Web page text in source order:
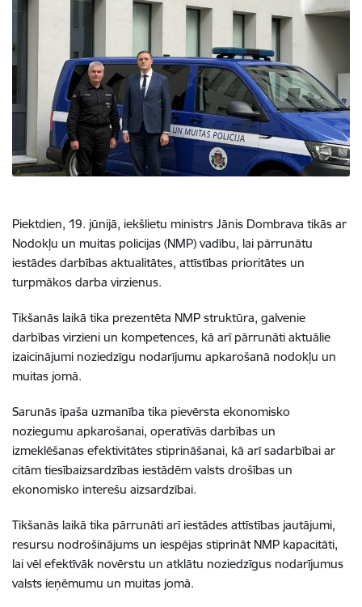
Piektdien, 19. jūnijā, iekšlietu ministrs Jānis Dombrava tikās ar
Nodokļu un muitas policijas (NMP) vadību, lai pārrunātu
iestādes darbības aktualitātes, attīstības prioritātes un
turpmākos darba virzienus.
Tikšanās laikā tika prezentēta NMP struktūra, galvenie
darbības virzieni un kompetences, kā arī pārrunāti aktuālie
izaicinājumi noziedzīgu nodarījumu apkarošanā nodokļu un
muitas jomā.
Sarunās īpaša uzmanība tika pievērsta ekonomisko
noziegumu apkarošanai, operatīvās darbības un
izmeklēšanas efektivitātes stiprināšanai, kā arī sadarbībai ar
citām tiesībaizsardzības iestādēm valsts drošības un
ekonomisko interešu aizsardzībai.
Tikšanās laikā tika pārrunāti arī iestādes attīstības jautājumi,
resursu nodrošinājums un iespējas stiprināt NMP kapacitāti,
lai vēl efektīvāk novērstu un atklātu noziedzīgus nodarījumus
valsts ieņēmumu un muitas jomā.